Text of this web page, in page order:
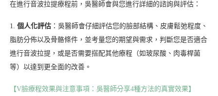
在進行音波拉提療程前，吳醫師會與您進行詳細的諮詢與評估：
1. 個人化評估 ：吳醫師會仔細評估您的臉部結構、皮膚鬆弛程度、
脂肪分佈以及骨骼條件，並考量您的期望與需求，判斷您是否適合
進行音波拉提，或是否需要搭配其他療程（如玻尿酸、肉毒桿菌
等）以達到更全面的改善。
【V臉療程效果與注意事項：吳醫師分享4種方法的真實效果】